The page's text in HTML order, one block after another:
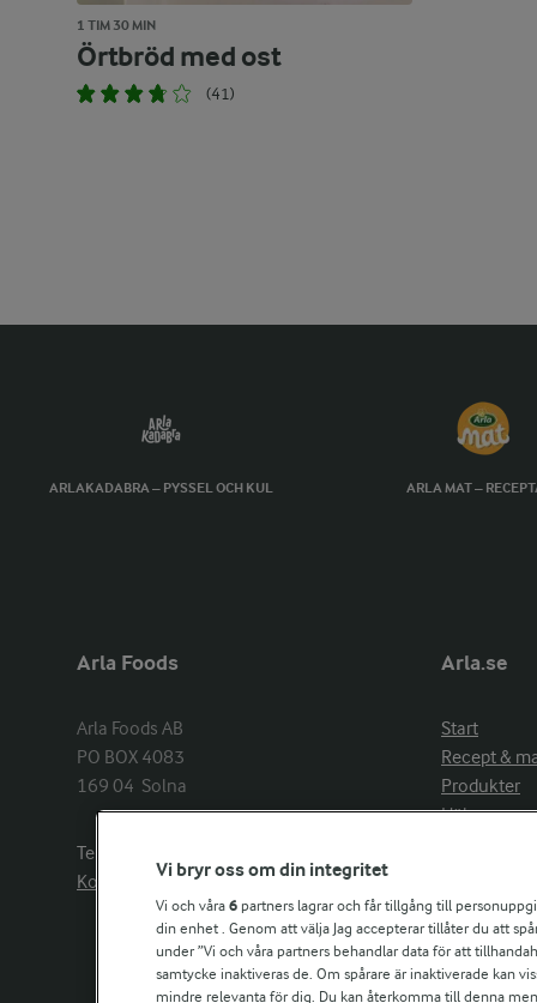
1 TIM 30 MIN
Örtbröd med ost
(41)
ARLAKADABRA – PYSSEL OCH KUL ARLA MAT –
Arla Foods
Arla Foods AB
PO BOX 4083
169 04  Solna
Telefon:
Kontakta oss
Arla.se
Start
Recept &
Produkter
Hälsa
Aktuellt
Om Arla
Nyheter &
Jobb & karriär
Vi bryr oss om din integritet
Vi och våra 6 partners lagrar och får tillgång till
din enhet . Genom att välja Jag accepterar tillåter du att
under ”Vi och våra partners behandlar data för att
samtycke inaktiveras de. Om spårare är inaktiverade kan
mindre relevanta för dig. Du kan återkomma till denna